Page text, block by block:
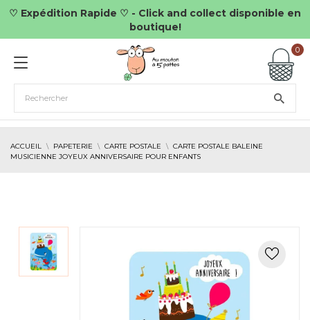
♡ Expédition Rapide ♡ - Click and collect disponible en
boutique!
0
ACCUEIL PAPETERIE CARTE POSTALE
CARTE POSTALE BALEINE
MUSICIENNE JOYEUX ANNIVERSAIRE POUR ENFANTS